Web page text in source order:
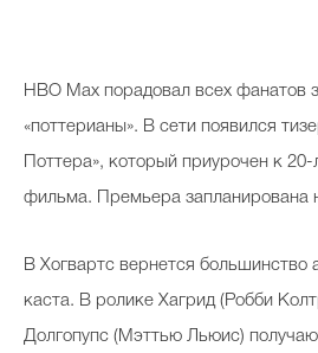
HBO Max порадовал всех фанатов
«поттерианы». В сети появился
Поттера», который приурочен к
фильма. Премьера запланирована
В Хогвартс вернется большинство
каста. В ролике Хагрид (Робби
Долгопупс (Мэттью Льюис)